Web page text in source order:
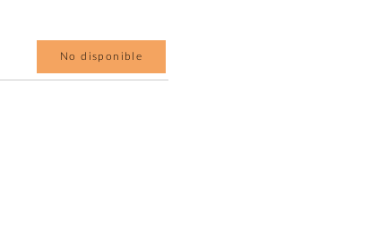
No disponible